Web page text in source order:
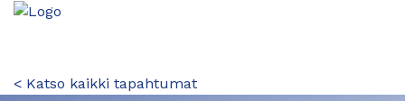
< Katso kaikki tapahtumat